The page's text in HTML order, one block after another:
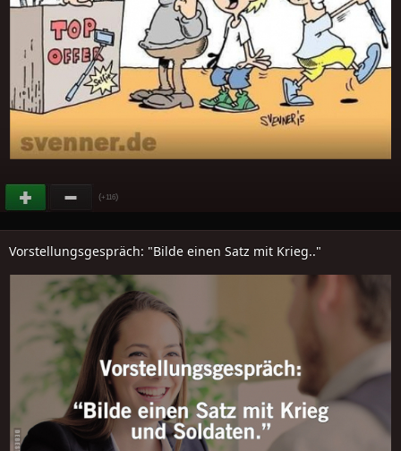
(+116)
Vorstellungsgespräch: "Bilde einen Satz mit Krieg.."